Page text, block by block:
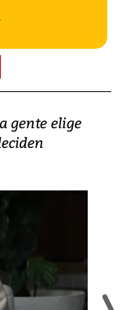
gente elige